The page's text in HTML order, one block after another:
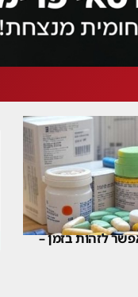
לזהות בזמן –